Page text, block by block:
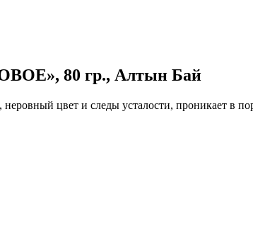
80 гр., Алтын Бай
цвет и следы усталости, проникает в